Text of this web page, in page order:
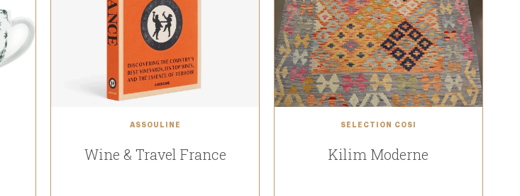
ASSOULINE
Wine & Travel France
SÉLECTION COSI
Kilim Moderne